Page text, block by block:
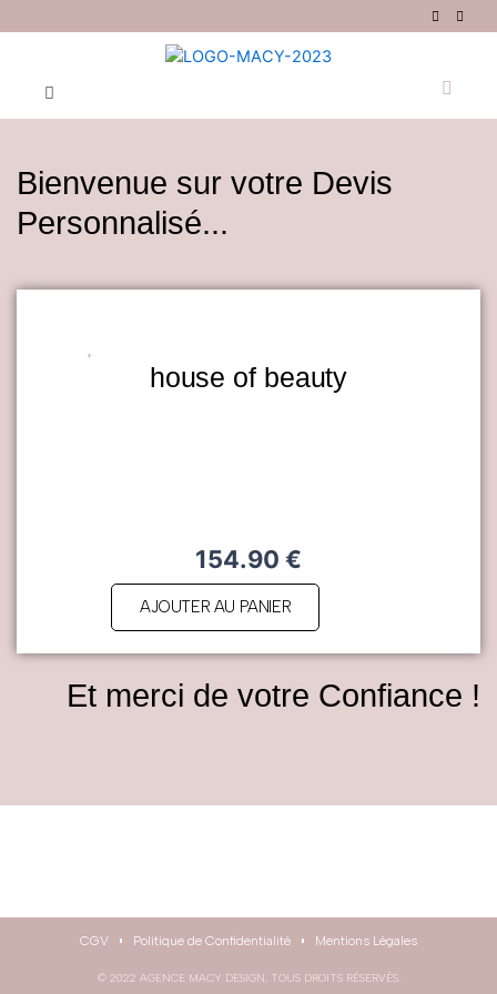
au
Menu
Bienvenue sur votre Devis
Personnalisé...
house of beauty
154.90 €
AJOUTER AU PANIER
Et merci de votre Confiance !
CGV Politique de Confidentialité Mentions Légales
© 2022 AGENCE MACY DESIGN, TOUS DROITS RÉSERVÉS.